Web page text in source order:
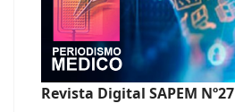
Revista Digital SAPEM Nº27